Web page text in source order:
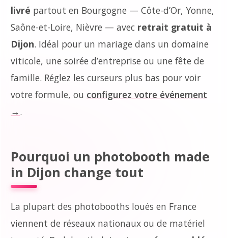
livré partout en Bourgogne — Côte-d’Or, Yonne,
Saône-et-Loire, Nièvre — avec retrait gratuit à
Dijon. Idéal pour un mariage dans un domaine
viticole, une soirée d’entreprise ou une fête de
famille. Réglez les curseurs plus bas pour voir
votre formule, ou configurez votre événement
→.
Pourquoi un photobooth made
in Dijon change tout
La plupart des photobooths loués en France
viennent de réseaux nationaux ou de matériel